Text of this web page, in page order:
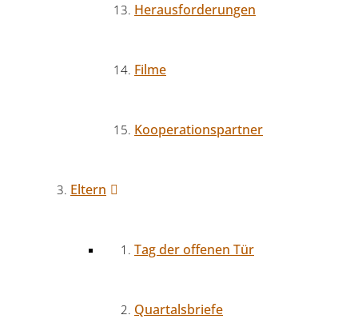
Herausforderungen
Filme
Kooperationspartner
Eltern
Tag der offenen Tür
Quartalsbriefe